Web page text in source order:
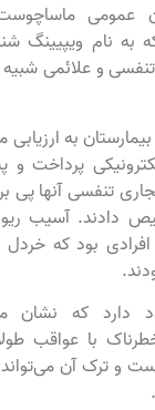
عمومی
به نام ویپیینگ
تنفسی و علائمی
به
پرداخت
تنفسی آنها
دادند. آسیب
بود که خردل
دارد که
خطرناک با عواقب
و ترک آن می‌تواند